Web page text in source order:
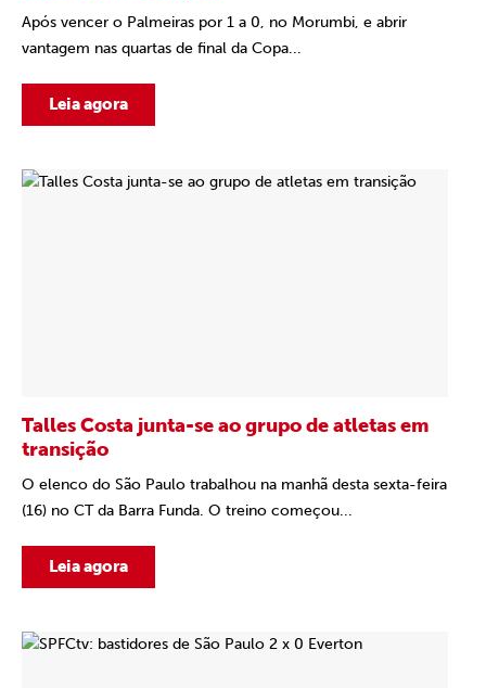
Após vencer o Palmeiras por 1 a 0, no Morumbi, e abrir
vantagem nas quartas de final da Copa...
Leia agora
Talles Costa junta-se ao grupo de atletas em
transição
O elenco do São Paulo trabalhou na manhã desta sexta-feira
(16) no CT da Barra Funda. O treino começou...
Leia agora